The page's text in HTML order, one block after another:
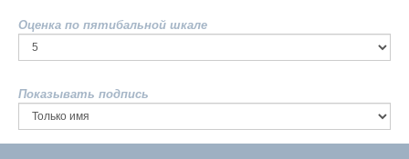
Оценка по пятибальной шкале
Показывать подпись